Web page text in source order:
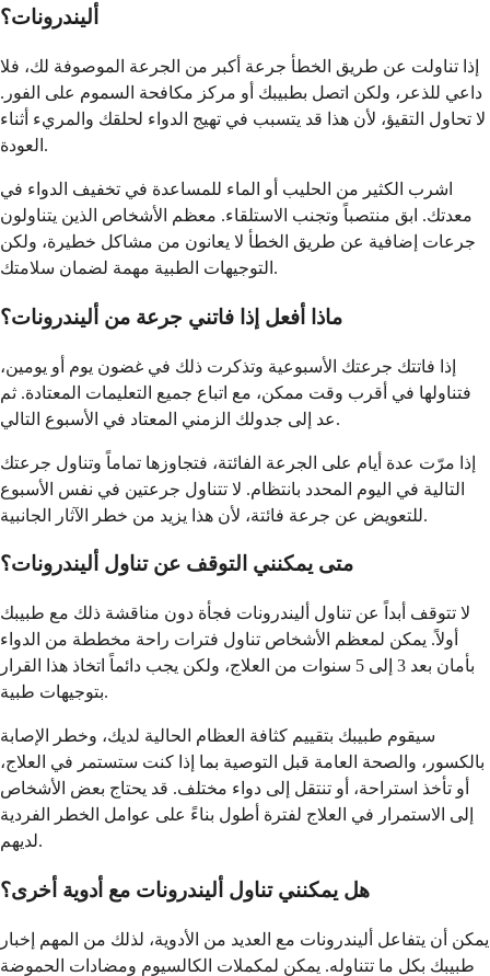
أليندرونات؟
إذا تناولت عن طريق الخطأ جرعة أكبر من الجرعة الموصوفة لك، فلا
داعي للذعر، ولكن اتصل بطبيبك أو مركز مكافحة السموم على الفور.
لا تحاول التقيؤ، لأن هذا قد يتسبب في تهيج الدواء لحلقك والمريء أثناء
العودة.
اشرب الكثير من الحليب أو الماء للمساعدة في تخفيف الدواء في
معدتك. ابق منتصباً وتجنب الاستلقاء. معظم الأشخاص الذين يتناولون
جرعات إضافية عن طريق الخطأ لا يعانون من مشاكل خطيرة، ولكن
التوجيهات الطبية مهمة لضمان سلامتك.
ماذا أفعل إذا فاتني جرعة من أليندرونات؟
إذا فاتتك جرعتك الأسبوعية وتذكرت ذلك في غضون يوم أو يومين،
فتناولها في أقرب وقت ممكن، مع اتباع جميع التعليمات المعتادة. ثم
عد إلى جدولك الزمني المعتاد في الأسبوع التالي.
إذا مرّت عدة أيام على الجرعة الفائتة، فتجاوزها تماماً وتناول جرعتك
التالية في اليوم المحدد بانتظام. لا تتناول جرعتين في نفس الأسبوع
للتعويض عن جرعة فائتة، لأن هذا يزيد من خطر الآثار الجانبية.
متى يمكنني التوقف عن تناول أليندرونات؟
لا تتوقف أبداً عن تناول أليندرونات فجأة دون مناقشة ذلك مع طبيبك
أولاً. يمكن لمعظم الأشخاص تناول فترات راحة مخططة من الدواء
بأمان بعد 3 إلى 5 سنوات من العلاج، ولكن يجب دائماً اتخاذ هذا القرار
بتوجيهات طبية.
سيقوم طبيبك بتقييم كثافة العظام الحالية لديك، وخطر الإصابة
بالكسور، والصحة العامة قبل التوصية بما إذا كنت ستستمر في العلاج،
أو تأخذ استراحة، أو تنتقل إلى دواء مختلف. قد يحتاج بعض الأشخاص
إلى الاستمرار في العلاج لفترة أطول بناءً على عوامل الخطر الفردية
لديهم.
هل يمكنني تناول أليندرونات مع أدوية أخرى؟
يمكن أن يتفاعل أليندرونات مع العديد من الأدوية، لذلك من المهم إخبار
طبيبك بكل ما تتناوله. يمكن لمكملات الكالسيوم ومضادات الحموضة